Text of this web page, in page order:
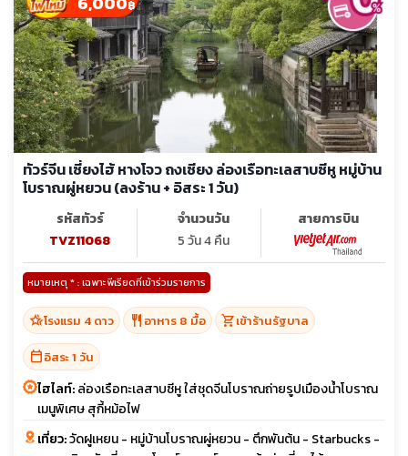
฿
ทัวร์จีน เซี่ยงไฮ้ หางโจว ถงเซียง ล่องเรือทะเลสาบซีหู หมู่บ้าน
โบราณผู่หยวน (ลงร้าน + อิสระ 1 วัน)
รหัสทัวร์
TVZ11068
จำนวนวัน
5 วัน 4 คืน
สายการบิน
หมายเหตุ * : เฉพาะพีเรียดที่เข้าร่วมรายการ
hotel_classโรงแรม 4 ดาว restaurant อาหาร 8 มื้อ shopping_cartเข้าร้านรัฐบาล
calendar_todayอิสระ 1 วัน
ไฮไลท์:ล่องเรือทะเลสาบซีหู ใส่ชุดจีนโบราณถ่ายรูปเมืองน้ำโบราณ
เมนูพิเศษ สุกี้หม้อไฟ
เที่ยว:วัดฝูเหยน - หมู่บ้านโบราณผู่หยวน - ตึกพันต้น - Starbucks -